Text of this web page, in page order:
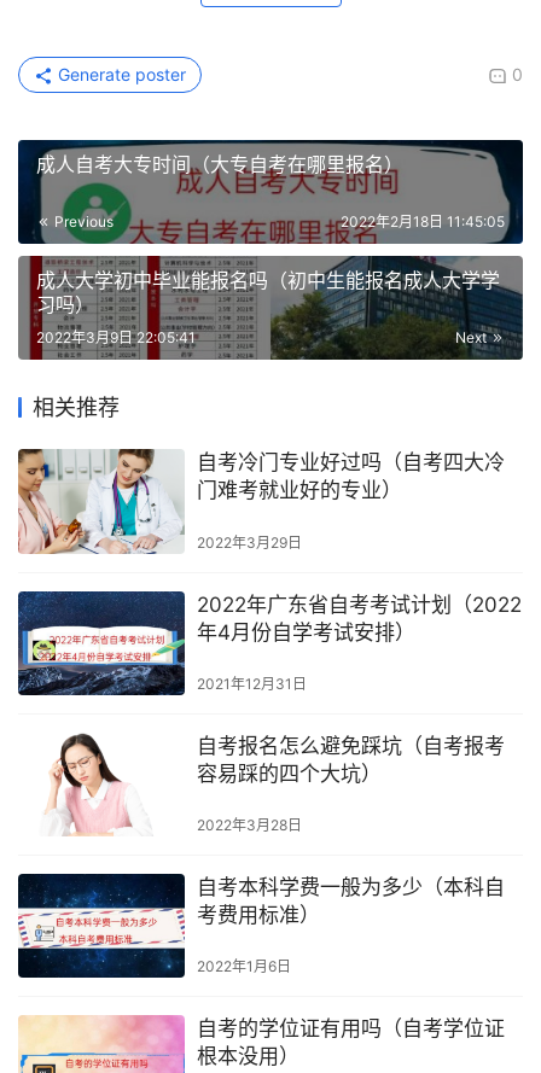
0
Generate poster
成人自考大专时间（大专自考在哪里报名）
Previous 2022年2月18日 11:45:05
成人大学初中毕业能报名吗（初中生能报名成人大学学
习吗）
Next
2022年3月9日 22:05:41
相关推荐
自考冷门专业好过吗（自考四大冷
门难考就业好的专业）
2022年3月29日
2022年广东省自考考试计划（2022
年4月份自学考试安排）
2021年12月31日
自考报名怎么避免踩坑（自考报考
容易踩的四个大坑）
2022年3月28日
自考本科学费一般为多少（本科自
考费用标准）
2022年1月6日
自考的学位证有用吗（自考学位证
根本没用）